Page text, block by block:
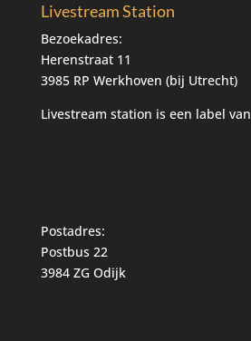
Livestream Station
Bezoekadres:
Herenstraat 11
3985 RP Werkhoven (bij Utrecht)
Livestream station is een label van
Postadres:
Postbus 22
3984 ZG Odijk